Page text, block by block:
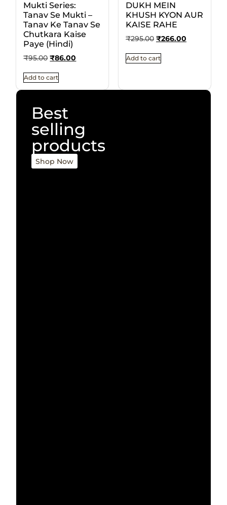
Mukti Series:
Tanav Se Mukti –
Tanav Ke Tanav Se
Chutkara Kaise
Paye (Hindi)
₹95.00 ₹86.00
Add to cart
DUKH MEIN
KHUSH KYON AUR
KAISE RAHE
₹295.00 ₹266.00
Add to cart
Best
selling
products
Shop Now